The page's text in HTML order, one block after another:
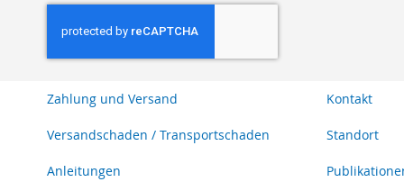
Zahlung und Versand
Versandschaden / Transportschaden
Anleitungen
Kontakt
Standort